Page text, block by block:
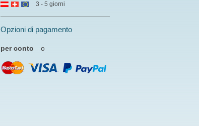
3 - 5 giorni
Opzioni di pagamento
per conto o